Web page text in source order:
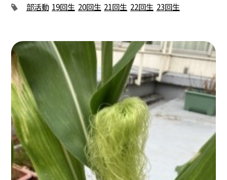
部活動 19回生 20回生 21回生 22回生 23回生